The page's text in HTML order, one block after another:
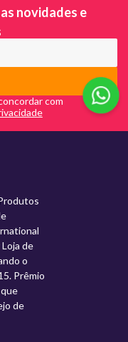
novidades e
com
de
o
Prêmio
de